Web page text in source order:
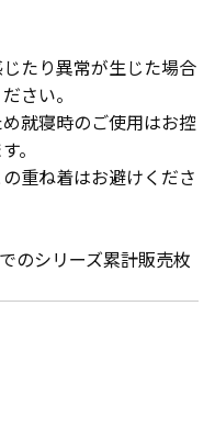
たり異常が生じた場合
さい。
就寝時のご使用はお控
。
重ね着はお避けくださ
のシリーズ累計販売枚